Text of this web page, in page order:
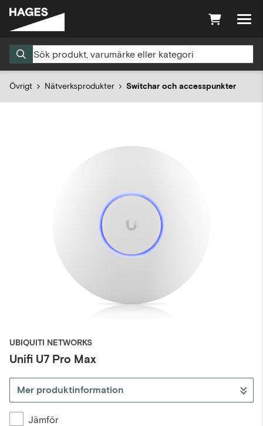
Övrigt Nätverksprodukter Switchar och accesspunkter
UBIQUITI NETWORKS
Unifi U7 Pro Max
Mer produktinformation
Jämför